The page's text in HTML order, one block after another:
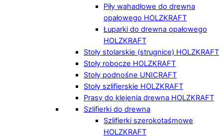
Piły wahadłowe do drewna
opałowego HOLZKRAFT
Łuparki do drewna opałowego
HOLZKRAFT
Stoły stolarskie (strugnice) HOLZKRAFT
Stoły robocze HOLZKRAFT
Stoły podnośne UNICRAFT
Stoły szlifierskie HOLZKRAFT
Prasy do klejenia drewna HOLZKRAFT
Szlifierki do drewna
Szlifierki szerokotaśmowe
HOLZKRAFT